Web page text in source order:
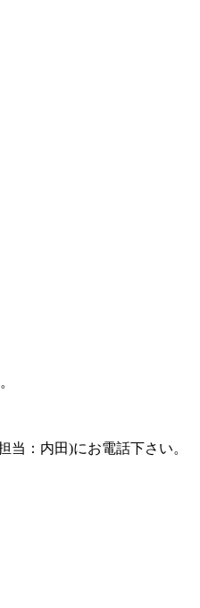
当：内田)にお電話下さい。